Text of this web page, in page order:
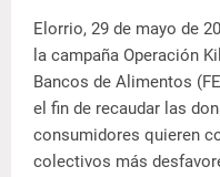
Elorrio, 29 de mayo de
la campaña Operación
Bancos de Alimentos
el fin de recaudar las
consumidores quieren
colectivos más